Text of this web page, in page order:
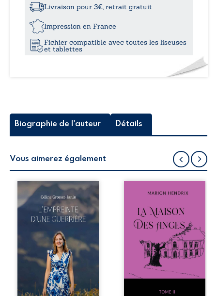
pieds
Et
autres
Livraison pour 3€, retrait gratuit
Impression en France
Fichier compatible avec toutes les liseuses
et tablettes
Biographie de l'auteur Détails
Vous aimerez également
Que reste-t-il de
l’enfance lorsque
la maladie impose
ses propres règles
? L’empreinte
d’une guerrière
livre, sans détour,
le récit d’un
quotidien
bouleversé par la
maladie
chronique,
l’errance médicale
Nous sommes en
après le décès du
patriarche
Anatole-Eustache.
La famille devra
affronter non
seulement un
inconnu qui rôde
autour du
domaine et dont
Firmin, le fidèle
majordome,